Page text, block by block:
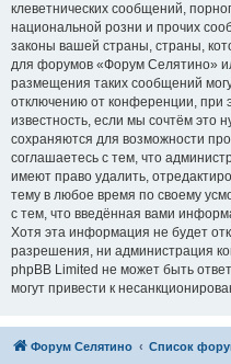
клеветнических сообщений,
национальной розни и прочих
законы вашей страны, страны,
для форумов «Форум Селятино»
размещения таких сообщений
отключению от конференции, при
известность, если мы сочтём это
сохраняются для возможности
соглашаетесь с тем, что
имеют право удалить,
тему в любое время по своему
с тем, что введённая вами
Хотя эта информация не будет
разрешения, ни администрация
phpBB Limited не может быть
могут привести к
Форум Селятино Список